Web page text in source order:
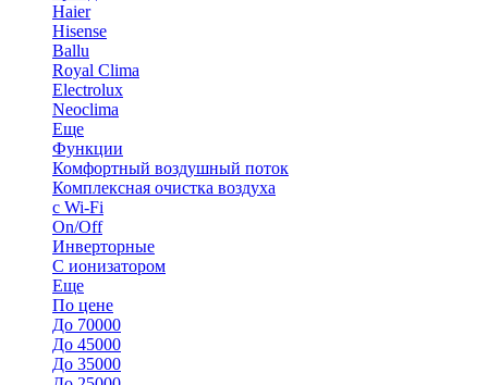
Haier
Hisense
Ballu
Royal Clima
Electrolux
Neoclima
Еще
Функции
Комфортный воздушный поток
Комплексная очистка воздуха
с Wi-Fi
On/Off
Инверторные
С ионизатором
Еще
По цене
До 70000
До 45000
До 35000